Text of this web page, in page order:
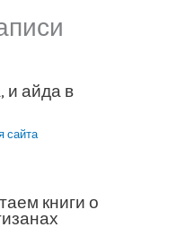
и айда в
сайта
книги о